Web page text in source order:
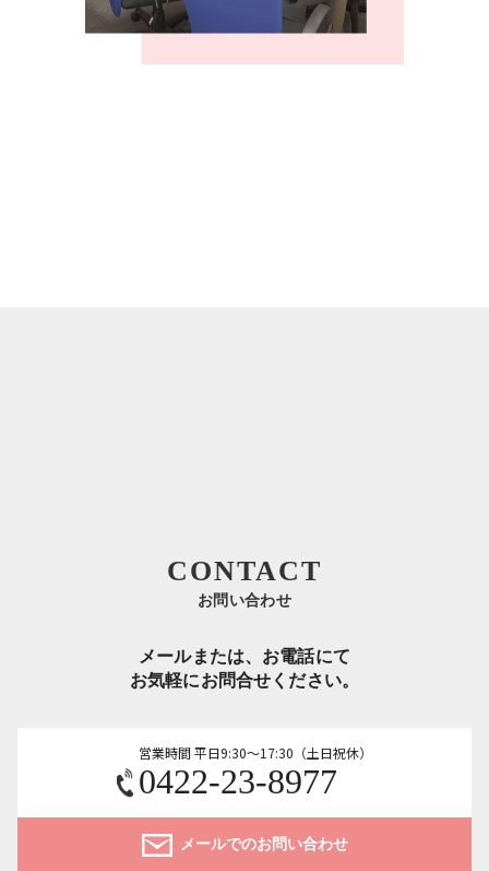
CONTACT
お問い合わせ
メールまたは、お電話にて
お気軽にお問合せください。
営業時間 平日9:30～17:30（土日祝休）
0422-23-8977
メールでのお問い合わせ